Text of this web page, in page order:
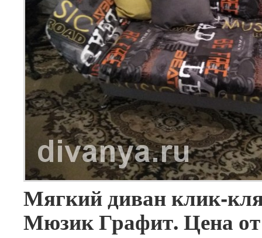
Мягкий диван клик-
Мюзик Графит. Цена от